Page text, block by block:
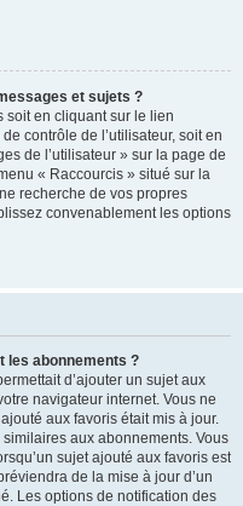
et sujets ?
soit en cliquant sur le lien
contrôle de l’utilisateur, soit en
de l’utilisateur » sur la page de
« Raccourcis » situé sur la
recherche de vos propres
convenablement les options
les abonnements ?
d’ajouter un sujet aux
navigateur internet. Vous ne
aux favoris était mis à jour.
aux abonnements. Vous
sujet ajouté aux favoris est
de la mise à jour d’un
Les options de notification des